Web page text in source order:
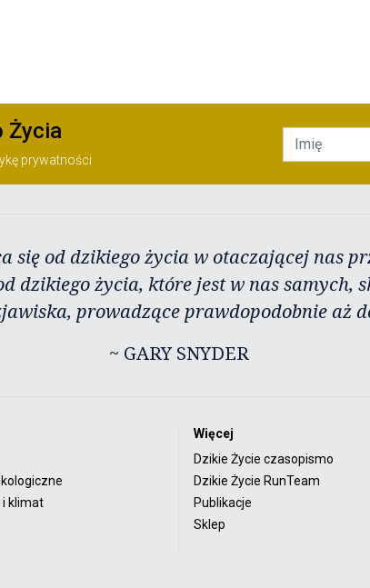
Życia
prywatności
się od dzikiego życia w otaczającej nas
dzikiego życia, które jest w nas samych,
prowadzące prawdopodobnie aż
~ GARY SNYDER
i klimat
Więcej
Dzikie Życie czasopismo
Dzikie Życie RunTeam
Publikacje
Sklep